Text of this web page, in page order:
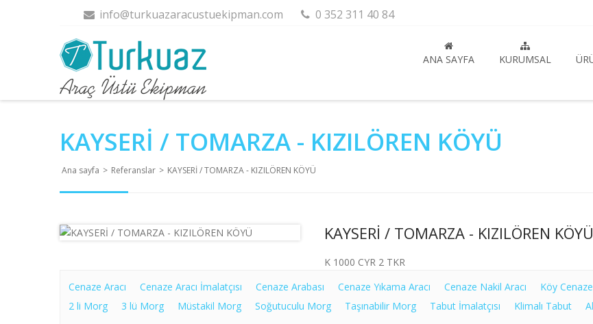
info@turkuazaracustuekipman.com 0 352 311 40 84
ANA SAYFA KURUMSAL
KAYSERİ / TOMARZA - KIZILÖREN KÖYÜ
Ana sayfa > Referanslar > KAYSERİ / TOMARZA - KIZILÖREN KÖYÜ
KAYSERİ / TOMARZA - KIZILÖREN KÖYÜ
K 1000 CYR 2 TKR
Cenaze Aracı
Cenaze Aracı İmalatçısı Cenaze Arabası Cenaze Yıkama Aracı Cenaze Nakil Aracı Köy
2 li Morg
3 lü Morg Müstakil Morg Soğutuculu Morg Taşınabilir Morg Tabut İmalatçısı Klimalı Tabut